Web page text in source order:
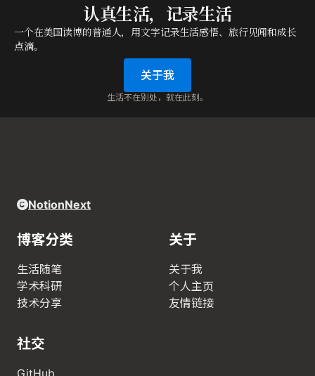
认真生活，记录生活
一个在美国读博的普通人，用文字记录生活感悟、旅行见闻和成长
点滴。
关于我
生活不在别处，就在此刻。
NotionNext
博客分类
生活随笔
学术科研
技术分享
关于
关于我
个人主页
友情链接
社交
GitHub